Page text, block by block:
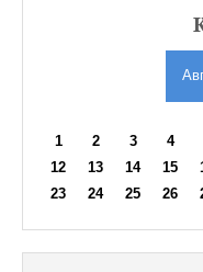
1 2 3 4
12
13 14 15
23
24 25 26